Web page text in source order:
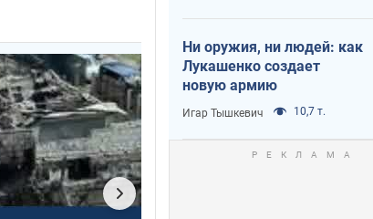
Ни оружия, ни людей: как
Лукашенко создает
новую армию
Игар Тышкевич 10,7 т.